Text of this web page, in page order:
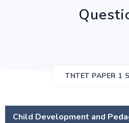
TNTET PAPER 1
Child Development and